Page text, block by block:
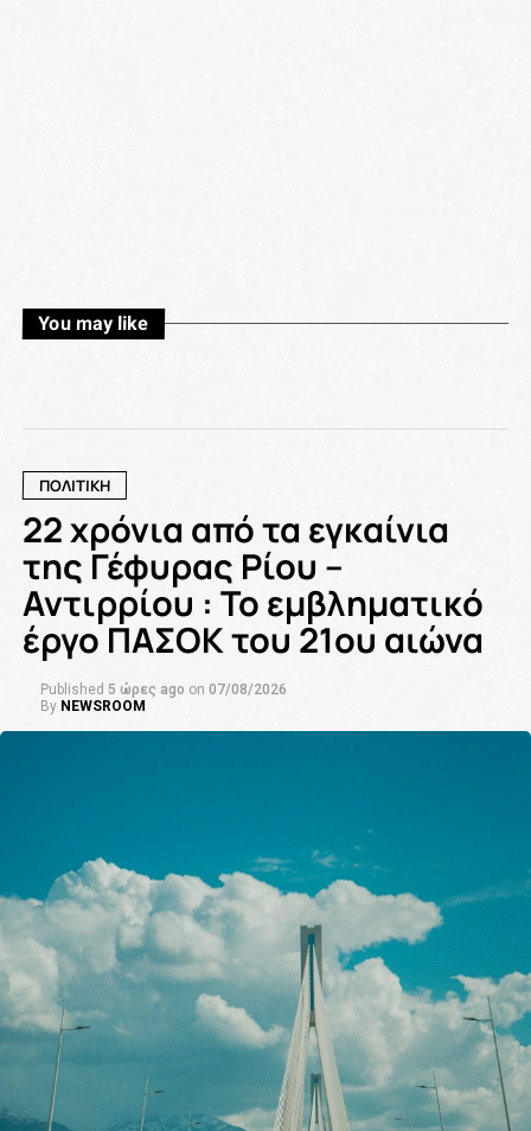
You may like
ΠΟΛΙΤΙΚΗ
22 χρόνια από τα εγκαίνια
της Γέφυρας Ρίου –
Αντιρρίου : Το εμβληματικό
έργο ΠΑΣΟΚ του 21ου αιώνα
Published 5 ώρες ago on 07/08/2026
By NEWSROOM